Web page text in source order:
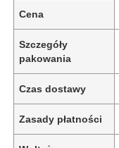
Cena
Szczegóły
pakowania
Czas dostawy
Zasady płatności